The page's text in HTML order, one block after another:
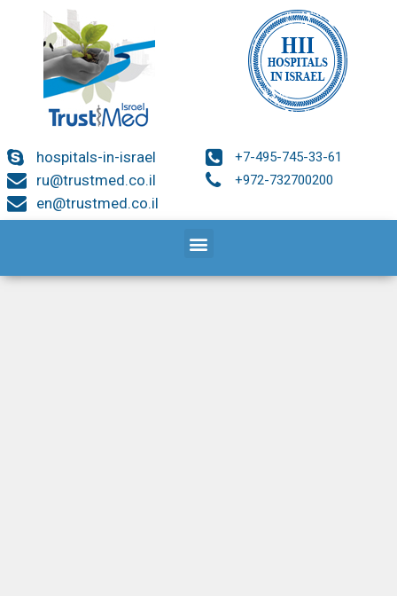
hospitals-in-israel
ru@trustmed.co.il
en@trustmed.co.il
+7-495-745-33-61
+972-732700200